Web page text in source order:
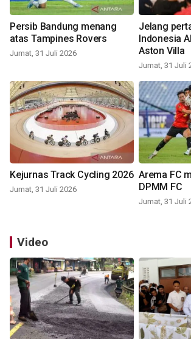
Persib Bandung menang
atas Tampines Rovers
Jumat, 31 Juli 2026
Jelang
Indonesia
Aston Villa
Jumat, 31 Juli
Kejurnas Track Cycling 2026
Jumat, 31 Juli 2026
Arema FC
DPMM FC
Jumat, 31 Juli
Video